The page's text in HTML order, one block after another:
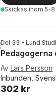
Skickas inom 5-
Del 33 - Lund
Pedagogerna
Av Lars Persson
Inbunden,
302 kr